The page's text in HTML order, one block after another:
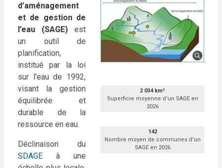
d’aménagement
et de gestion de
l’eau (SAGE) est
un outil de
planification,
institué par la loi
sur l'eau de 1992,
visant la gestion
équilibrée et
durable de la
ressource en eau.
Déclinaison du
SDAGE à une
2 034 km²
Superficie moyenne d'un SAGE en
2026
142
Nombre moyen de communes d'un
SAGE en 2026